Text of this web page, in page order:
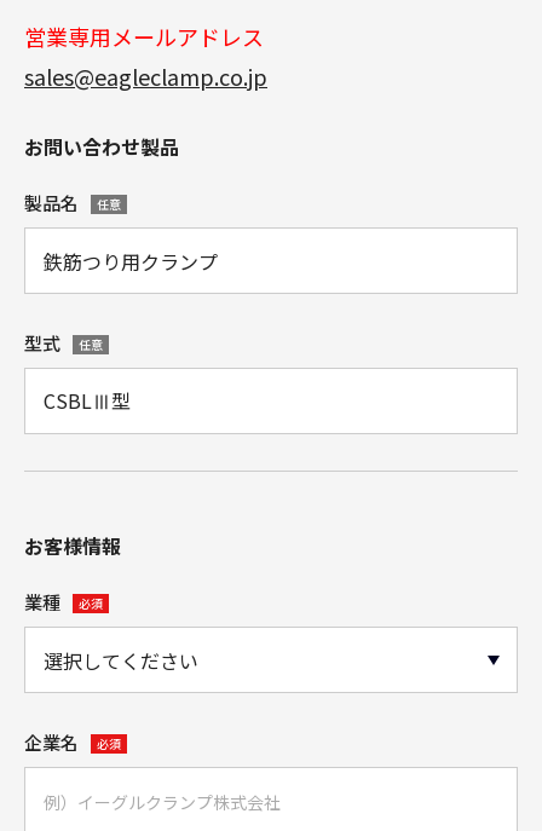
営業専用メールアドレス
sales@eagleclamp.co.jp
お問い合わせ製品
製品名 任意
型式 任意
お客様情報
業種 必須
企業名 必須